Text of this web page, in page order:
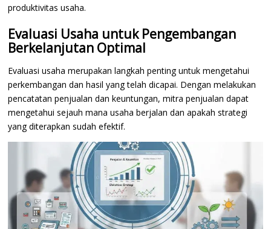
produktivitas usaha.
Evaluasi Usaha untuk Pengembangan
Berkelanjutan Optimal
Evaluasi usaha merupakan langkah penting untuk mengetahui
perkembangan dan hasil yang telah dicapai. Dengan melakukan
pencatatan penjualan dan keuntungan, mitra penjualan dapat
mengetahui sejauh mana usaha berjalan dan apakah strategi
yang diterapkan sudah efektif.